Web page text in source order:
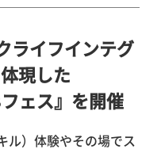
ライフインテグ
現した
ェス』を開催
ル）体験やその場でス